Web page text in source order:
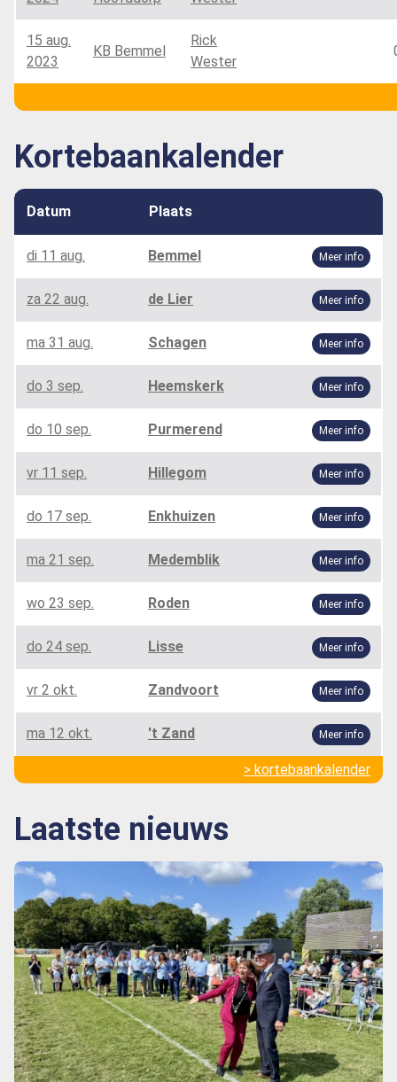
15 aug.
2023
KB Bemmel
Rick
Wester
Kortebaankalender
Datum Plaats
di 11 aug. Bemmel Meer info
za 22 aug. de Lier Meer info
ma 31 aug. Schagen Meer info
do 3 sep. Heemskerk Meer info
do 10 sep. Purmerend Meer info
vr 11 sep. Hillegom Meer info
do 17 sep. Enkhuizen Meer info
ma 21 sep. Medemblik Meer info
wo 23 sep. Roden Meer info
do 24 sep. Lisse Meer info
vr 2 okt. Zandvoort Meer info
ma 12 okt. 't Zand Meer info
> kortebaankalender
Laatste nieuws